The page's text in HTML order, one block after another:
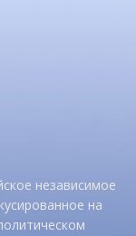
независимое
на